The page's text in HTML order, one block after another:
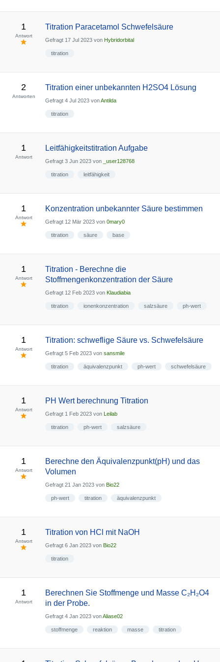
1
Antwort
Titration Paracetamol Schwefelsäure
Gefragt 17 Jul 2023 von Hybridorbital
titration
2
Antworten
Titration einer unbekannten H2SO4 Lösung
Gefragt 4 Jul 2023 vonAntilda
titration
1
Antwort
Leitfähigkeitstitration Aufgabe
Gefragt 3 Jun 2023 von _user128768
titration leitfähigkeit
1
Antwort
Konzentration unbekannter Säure bestimmen
Gefragt 12 Mär 2023 von 0mary0
titration säure base
1
Antwort
Titration - Berechne die
Stoffmengenkonzentration der Säure
Gefragt 12 Feb 2023 von Klaudiabia
titration ionenkonzentration salzsäure ph-wert
1
Antwort
Titration: schweflige Säure vs. Schwefelsäure
Gefragt 5 Feb 2023 von sansmile
titration äquivalenzpunkt ph-wert schwefelsäure
1
Antwort
PH Wert berechnung Titration
Gefragt 1 Feb 2023 von Leilab
titration ph-wert salzsäure
1
Antwort
Berechne den Äquivalenzpunkt(pH) und das
Volumen
Gefragt 21 Jan 2023 von Bio22
ph-wert titration äquivalenzpunkt
1
Antwort
Titration von HCl mit NaOH
Gefragt 6 Jan 2023 von Bio22
titration
1
Antwort
Berechnen Sie Stoffmenge und Masse C₂H₂O4
in der Probe.
Gefragt 4 Jan 2023 vonAliase02
stoffmenge reaktion masse titration